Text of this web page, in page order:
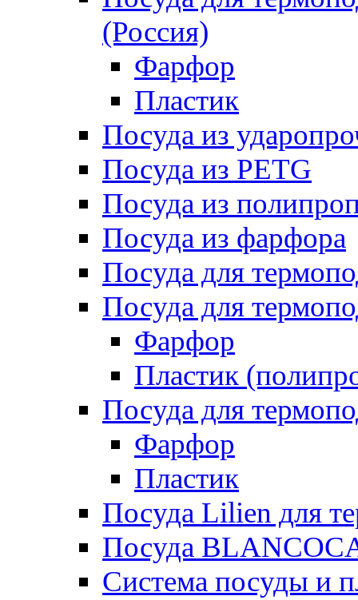
(Россия)
Фарфор
Пластик
Посуда из
Посуда из PETG
Посуда из
Посуда из фарфора
Посуда для
Посуда для
Фарфор
Пластик
Посуда для
Фарфор
Пластик
Посуда Lilien для
Посуда
Система посуды и